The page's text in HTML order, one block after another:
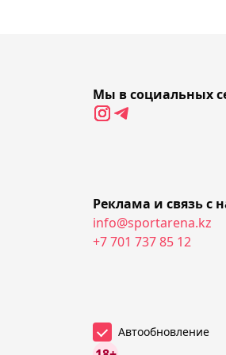
тяжелейшим
для Ислама
уверенную победу в
третьем круге
Торонто
автографом продали
аукционе за 5,3 млн
Мы в социальных
Реклама и связь с
info@sportarena.kz
+7 701 737 85 12
Автообновление